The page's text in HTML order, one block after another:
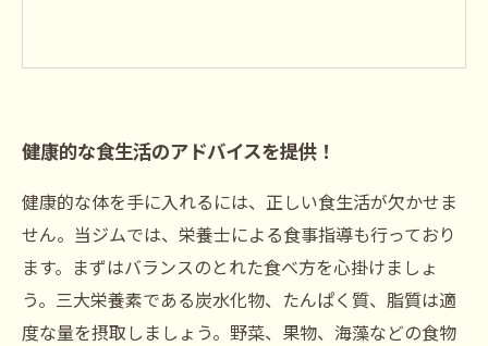
健康的な食生活のアドバイスを提供！
健康的な体を手に入れるには、正しい食生活が欠かせま
せん。当ジムでは、栄養士による食事指導も行っており
ます。まずはバランスのとれた食べ方を心掛けましょ
う。三大栄養素である炭水化物、たんぱく質、脂質は適
度な量を摂取しましょう。野菜、果物、海藻などの食物